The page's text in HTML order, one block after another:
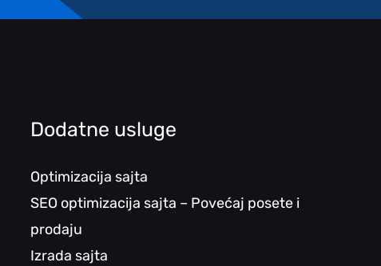
Dodatne usluge
Optimizacija sajta
SEO optimizacija sajta – Povećaj posete i
prodaju
Izrada sajta